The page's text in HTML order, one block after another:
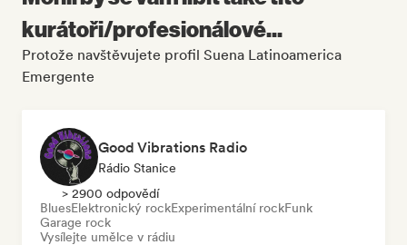
kurátoři/profesionálové...
Protože navštěvujete profil Suena Latinoamerica
Emergente
Good Vibrations Radio
Rádio Stanice
> 2900 odpovědí
BluesElektronický rockExperimentální rockFunk
Garage rock
Vysílejte umělce v rádiu